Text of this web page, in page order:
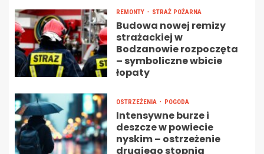
REMONTY STRAŻ POŻARNA
Budowa nowej remizy
strażackiej w
Bodzanowie rozpoczęta
– symboliczne wbicie
łopaty
OSTRZEŻENIA POGODA
Intensywne burze i
deszcze w powiecie
nyskim – ostrzeżenie
drugiego stopnia